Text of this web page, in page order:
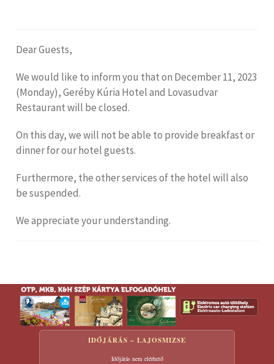
Dear Guests,
We would like to inform you that on December 11, 2023
(Monday), Geréby Kúria Hotel and Lovasudvar
Restaurant will be closed.
On this day, we will not be able to provide breakfast or
dinner for our hotel guests.
Furthermore, the other services of the hotel will also
be suspended.
We appreciate your understanding.
IDŐJÁRÁS – LAJOSMIZSE
Időjárás nem elérhető